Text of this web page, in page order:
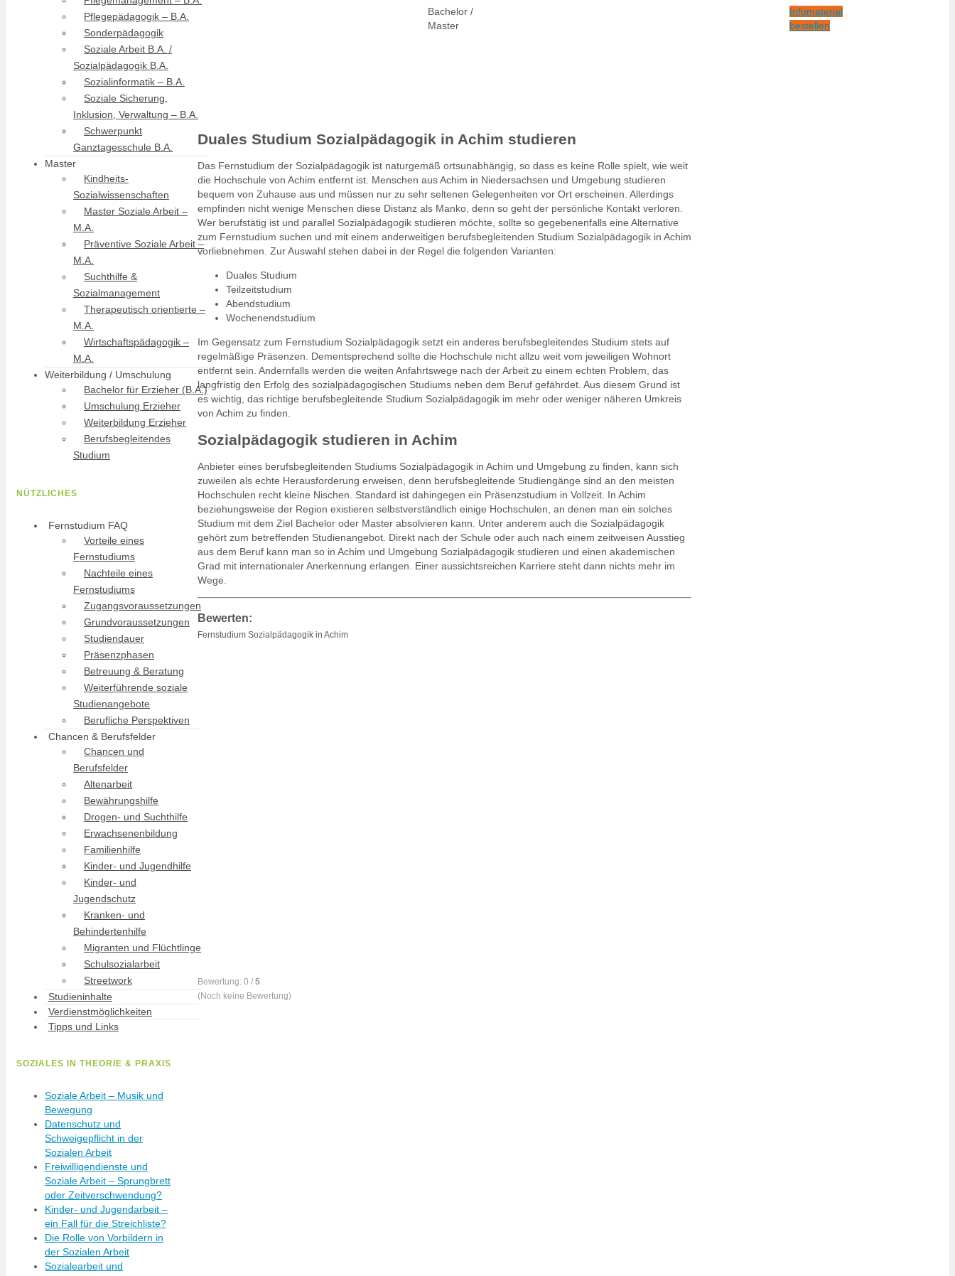
Bachelor /
Master
Infomaterial
bestellen
Duales Studium Sozialpädagogik in Achim studieren
Das Fernstudium der Sozialpädagogik ist naturgemäß ortsunabhängig, so dass es keine Rolle spielt, wie weit
die Hochschule von Achim entfernt ist. Menschen aus Achim in Niedersachsen und Umgebung studieren
bequem von Zuhause aus und müssen nur zu sehr seltenen Gelegenheiten vor Ort erscheinen. Allerdings
empfinden nicht wenige Menschen diese Distanz als Manko, denn so geht der persönliche Kontakt verloren.
Wer berufstätig ist und parallel Sozialpädagogik studieren möchte, sollte so gegebenenfalls eine Alternative
zum Fernstudium suchen und mit einem anderweitigen berufsbegleitenden Studium Sozialpädagogik in Achim
vorliebnehmen. Zur Auswahl stehen dabei in der Regel die folgenden Varianten:
Duales Studium
Teilzeitstudium
Abendstudium
Wochenendstudium
Im Gegensatz zum Fernstudium Sozialpädagogik setzt ein anderes berufsbegleitendes Studium stets auf
regelmäßige Präsenzen. Dementsprechend sollte die Hochschule nicht allzu weit vom jeweiligen Wohnort
entfernt sein. Andernfalls werden die weiten Anfahrtswege nach der Arbeit zu einem echten Problem, das
langfristig den Erfolg des sozialpädagogischen Studiums neben dem Beruf gefährdet. Aus diesem Grund ist
es wichtig, das richtige berufsbegleitende Studium Sozialpädagogik im mehr oder weniger näheren Umkreis
von Achim zu finden.
Sozialpädagogik studieren in Achim
Anbieter eines berufsbegleitenden Studiums Sozialpädagogik in Achim und Umgebung zu finden, kann sich
zuweilen als echte Herausforderung erweisen, denn berufsbegleitende Studiengänge sind an den meisten
Hochschulen recht kleine Nischen. Standard ist dahingegen ein Präsenzstudium in Vollzeit. In Achim
beziehungsweise der Region existieren selbstverständlich einige Hochschulen, an denen man ein solches
Studium mit dem Ziel Bachelor oder Master absolvieren kann. Unter anderem auch die Sozialpädagogik
gehört zum betreffenden Studienangebot. Direkt nach der Schule oder auch nach einem zeitweisen Ausstieg
aus dem Beruf kann man so in Achim und Umgebung Sozialpädagogik studieren und einen akademischen
Grad mit internationaler Anerkennung erlangen. Einer aussichtsreichen Karriere steht dann nichts mehr im
Wege.
Bewerten:
Fernstudium Sozialpädagogik in Achim
Bewertung: 0 / 5
(Noch keine Bewertung)
Pflegepädagogik – B.A.
Sonderpädagogik
Soziale Arbeit B.A. /
Sozialpädagogik B.A.
Sozialinformatik – B.A.
Soziale Sicherung,
Inklusion, Verwaltung – B.A.
Schwerpunkt
Ganztagesschule B.A.
Master
Kindheits-
Sozialwissenschaften
Master Soziale Arbeit –
M.A.
Präventive Soziale Arbeit –
M.A.
Suchthilfe &
Sozialmanagement
Therapeutisch orientierte –
M.A.
Wirtschaftspädagogik –
M.A.
Weiterbildung / Umschulung
Bachelor für Erzieher (B.A.)
Umschulung Erzieher
Weiterbildung Erzieher
Berufsbegleitendes
Studium
NÜTZLICHES
Fernstudium FAQ
Vorteile eines
Fernstudiums
Nachteile eines
Fernstudiums
Zugangsvoraussetzungen
Grundvoraussetzungen
Studiendauer
Präsenzphasen
Betreuung & Beratung
Weiterführende soziale
Studienangebote
Berufliche Perspektiven
Chancen & Berufsfelder
Chancen und
Berufsfelder
Altenarbeit
Bewährungshilfe
Drogen- und Suchthilfe
Erwachsenenbildung
Familienhilfe
Kinder- und Jugendhilfe
Kinder- und
Jugendschutz
Kranken- und
Behindertenhilfe
Migranten und Flüchtlinge
Schulsozialarbeit
Streetwork
Studieninhalte
Verdienstmöglichkeiten
Tipps und Links
SOZIALES IN THEORIE & PRAXIS
Soziale Arbeit – Musik und
Bewegung
Datenschutz und
Schweigepflicht in der
Sozialen Arbeit
Freiwilligendienste und
Soziale Arbeit – Sprungbrett
oder Zeitverschwendung?
Kinder- und Jugendarbeit –
ein Fall für die Streichliste?
Die Rolle von Vorbildern in
der Sozialen Arbeit
Sozialearbeit und